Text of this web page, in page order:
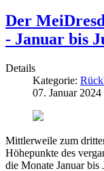
Der
- Januar bis
Details
Kategorie:
07. Januar 2024
Mittlerweile zum
Höhepunkte des
die Monate Januar bis